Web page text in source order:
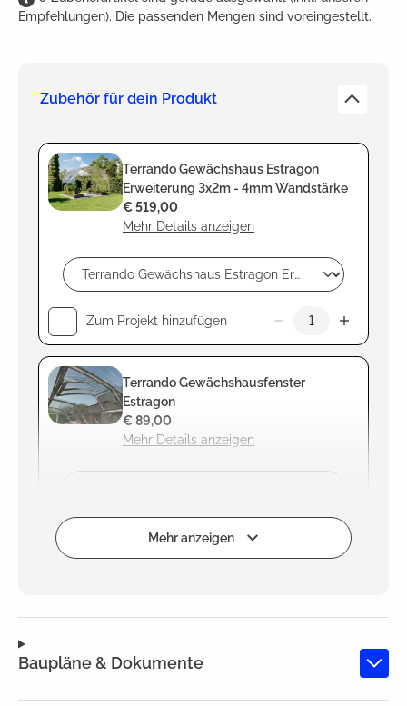
Empfehlungen). Die passenden Mengen sind voreingestellt.
Zubehör für dein Produkt
Terrando Gewächshaus Estragon
Erweiterung 3x2m - 4mm Wandstärke
Mehr Details anzeigen
€ 519,00
Zum Projekt hinzufügen
Terrando Gewächshausfenster
Estragon
Mehr Details anzeigen
€ 89,00
Zum Projekt hinzufügen
Mehr anzeigen
Baupläne & Dokumente